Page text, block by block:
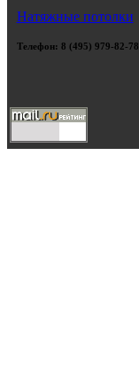
Натяжные потолки
Телефон: 8 (495) 979-82-78